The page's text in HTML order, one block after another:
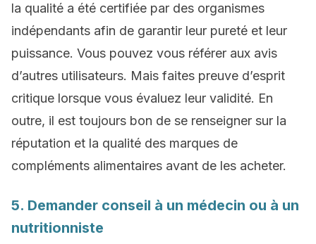
la qualité a été certifiée par des organismes
indépendants afin de garantir leur pureté et leur
puissance. Vous pouvez vous référer aux avis
d’autres utilisateurs. Mais faites preuve d’esprit
critique lorsque vous évaluez leur validité. En
outre, il est toujours bon de se renseigner sur la
réputation et la qualité des marques de
compléments alimentaires avant de les acheter.
5. Demander conseil à un médecin ou à un
nutritionniste